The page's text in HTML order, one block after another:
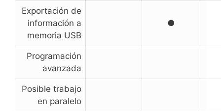
Exportación de
información a
memoria USB
●
Programación
avanzada
Posible trabajo
en paralelo